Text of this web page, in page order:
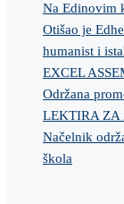
Na Edinovim
Otišao je
humanist i
EXCEL
Održana
LEKTIRA ZA
Načelnik
škola